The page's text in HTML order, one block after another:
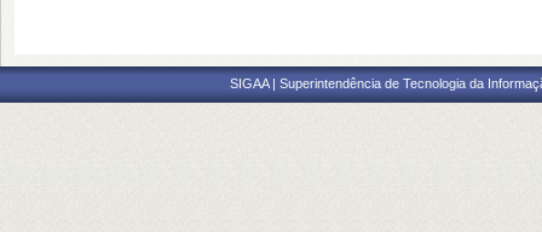
SIGAA | Superintendência de Tecnologia da